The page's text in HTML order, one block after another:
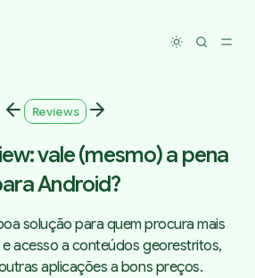
Toggle
Reviews
vale (mesmo) a pena
Android?
solução para quem procura mais
acesso a conteúdos georestritos,
aplicações a bons preços.